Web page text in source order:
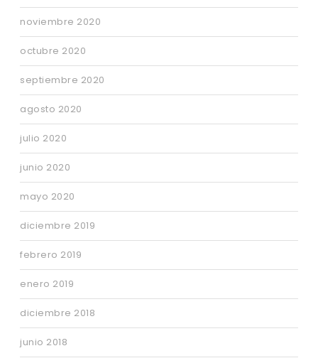
noviembre 2020
octubre 2020
septiembre 2020
agosto 2020
julio 2020
junio 2020
mayo 2020
diciembre 2019
febrero 2019
enero 2019
diciembre 2018
junio 2018